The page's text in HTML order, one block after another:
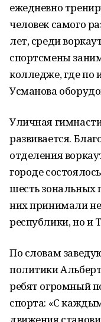
ежедневно
человек самого
лет, среди
спортсмены
колледже, где по
Усманова
Уличная
развивается.
отделения
городе
шесть зональных
них принимали
республики, но и
По словам
политики
ребят огромный
спорта: «С